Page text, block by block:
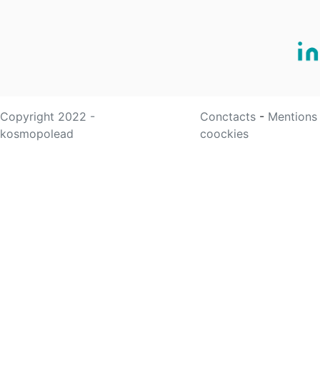
Copyright 2022 -
kosmopolead
Conctacts -
coockies